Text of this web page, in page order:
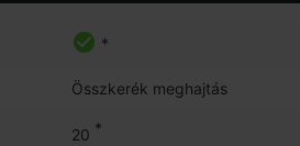
*
Összkerék meghajtás
20 *